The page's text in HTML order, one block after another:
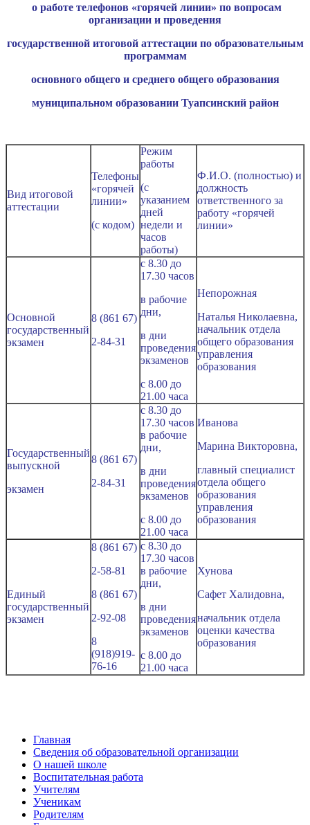
о работе телефонов «горячей линии» по вопросам
организации и проведения
государственной итоговой аттестации по образовательным
программам
основного общего и среднего общего образования
муниципальном образовании Туапсинский район
Вид итоговой
аттестации
Телефоны
«горячей
линии»
(с кодом)
Режим
работы
(с
указанием
дней
недели и
часов
работы)
Ф.И.О. (полностью) и
должность
ответственного за
работу «горячей
линии»
Основной
государственный
экзамен
8 (861 67)
2-84-31
с 8.30 до
17.30 часов
в рабочие
дни,
в дни
проведения
экзаменов
с 8.00 до
21.00 часа
Непорожная
Наталья Николаевна,
начальник отдела
общего образования
управления
образования
Государственный
выпускной
экзамен
8 (861 67)
2-84-31
с 8.30 до
17.30 часов
в рабочие
дни,
в дни
проведения
экзаменов
с 8.00 до
21.00 часа
Иванова
Марина Викторовна,
главный специалист
отдела общего
образования
управления
образования
Единый
государственный
экзамен
8 (861 67)
2-58-81
8 (861 67)
2-92-08
8
(918)919-
76-16
с 8.30 до
17.30 часов
в рабочие
дни,
в дни
проведения
экзаменов
с 8.00 до
21.00 часа
Хунова
Сафет Халидовна,
начальник отдела
оценки качества
образования
Главная
Сведения об образовательной организации
О нашей школе
Воспитательная работа
Учителям
Ученикам
Родителям